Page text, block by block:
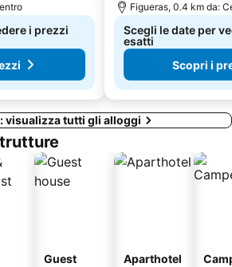
i prezzi
Figueras, 0.4 km da:
Scegli le date per
esatti
Scopri i
visualizza tutti gli alloggi
Guest
Aparthotel